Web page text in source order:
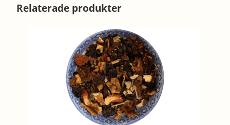
Relaterade produkter